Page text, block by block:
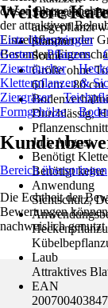
Solange der
ausgepflanzt
Standort
Sonne
Größe ohne
60 cm - 80 cm
Durchlässig,
Pflanzenschnitt
Juli, August
Benötigt
Benötigt
Anwendung
Sichtschutz,
Laub
Attraktives
EAN
diesen Platz
der attraktiven
Einzelpflanze oder
Besondere
Weitere
Liste überspringen
Garten
Pflanzen
Ziersträucher
Kletterpflanzen &
Ziergräser
Formgehölze
Bereich überspringen
Die Echtheit der
Bewertungen
nachweislich